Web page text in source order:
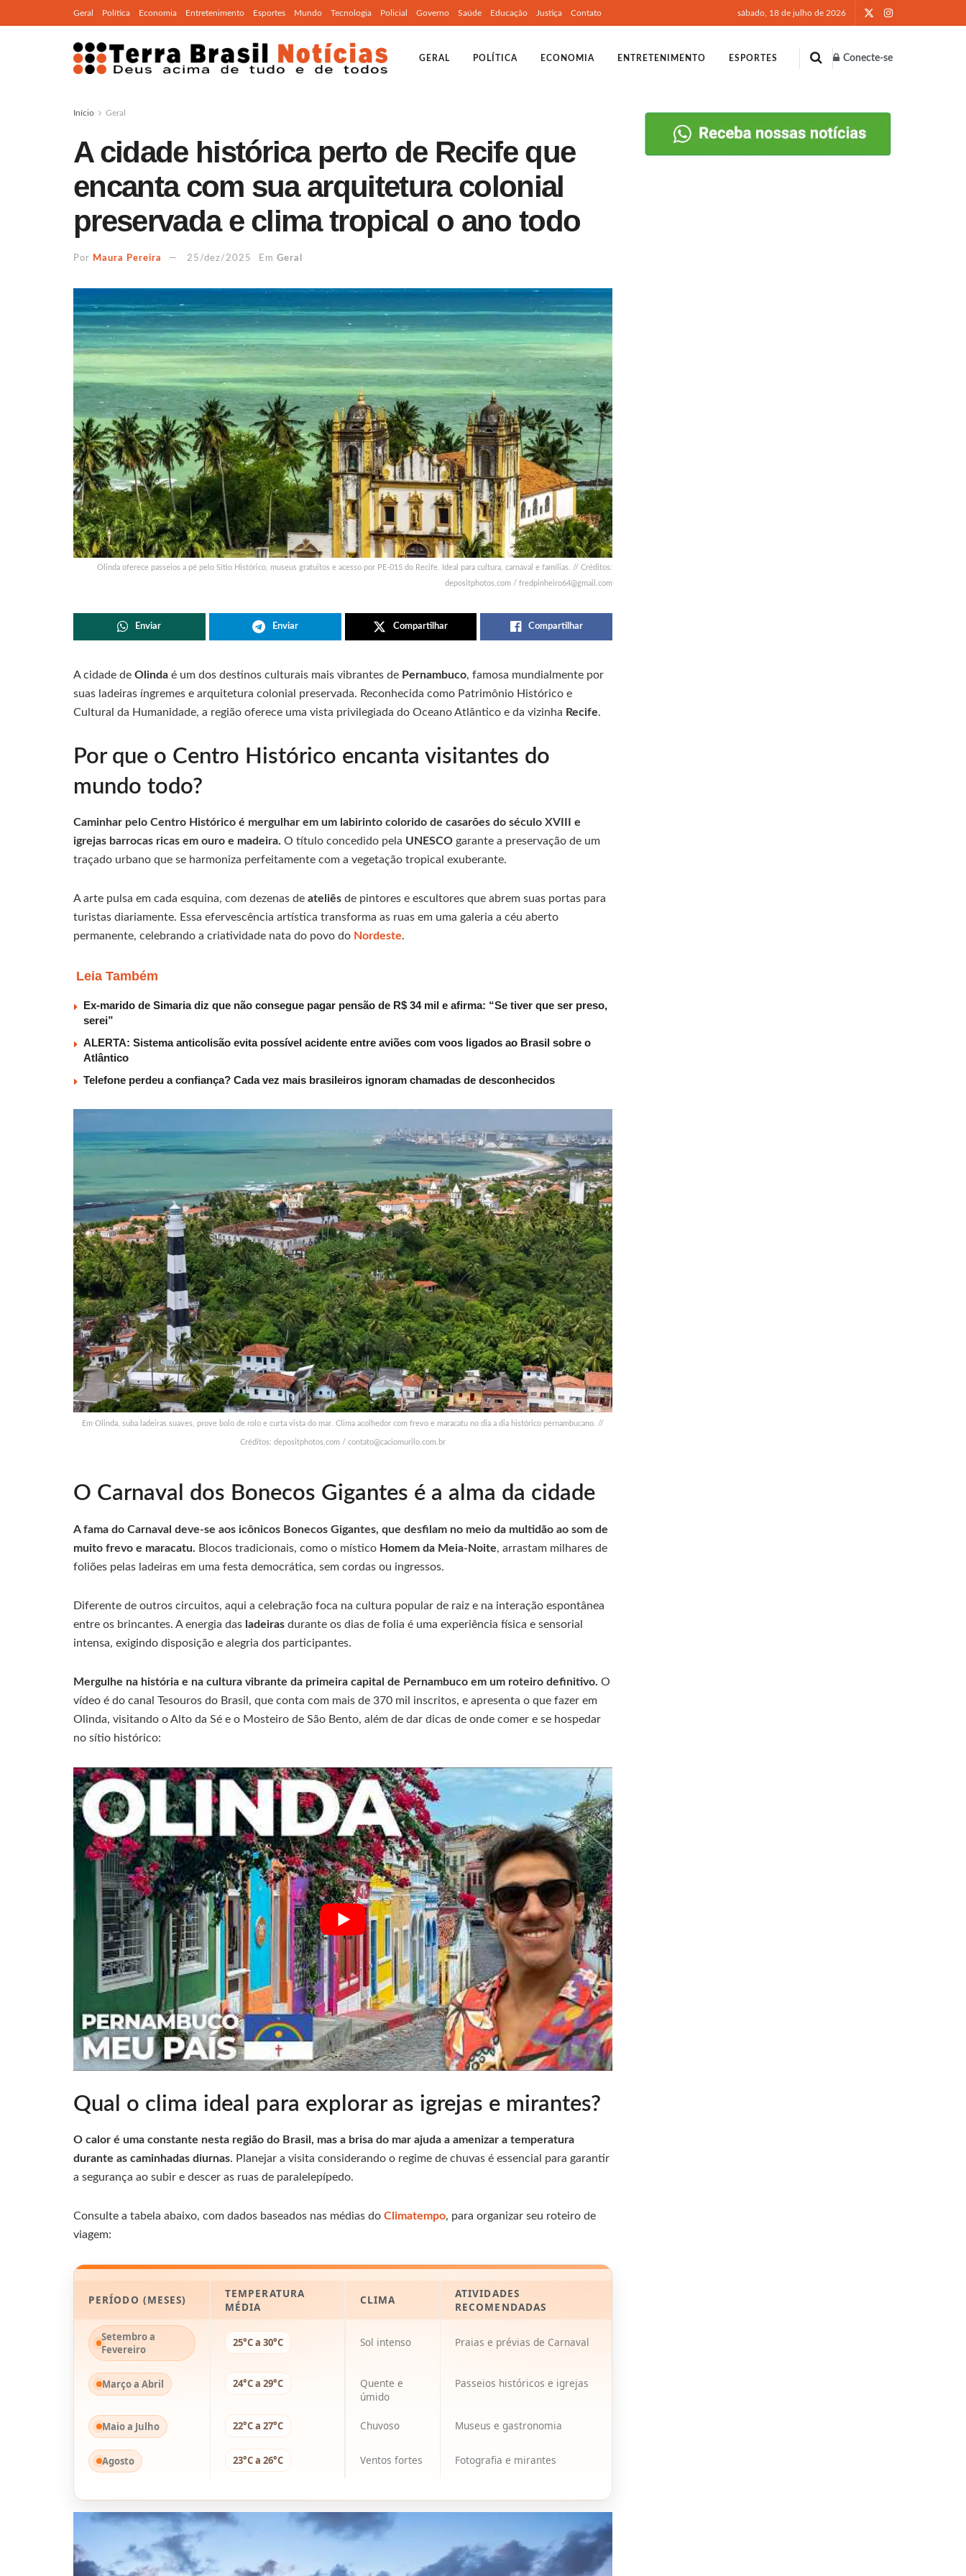
Geral Política Economia Entretenimento Esportes Mundo Tecnologia Policial Governo Saúde Educação Justiça Contato sábado, 18 de julho de 2026
GERAL POLÍTICA ECONOMIA ENTRETENIMENTO ESPORTES Conecte-se
Início Geral
A cidade histórica perto de Recife que
encanta com sua arquitetura colonial
preservada e clima tropical o ano todo
Por Maura Pereira 25/dez/2025 Em Geral
Olinda oferece passeios a pé pelo Sítio Histórico, museus gratuitos e acesso por PE-015 do Recife. Ideal para cultura, carnaval e famílias. // Créditos:
depositphotos.com / fredpinheiro64@gmail.com
Enviar Enviar Compartilhar Compartilhar
A cidade de Olinda é um dos destinos culturais mais vibrantes de Pernambuco, famosa mundialmente por
suas ladeiras íngremes e arquitetura colonial preservada. Reconhecida como Patrimônio Histórico e
Cultural da Humanidade, a região oferece uma vista privilegiada do Oceano Atlântico e da vizinha Recife.
Por que o Centro Histórico encanta visitantes do
mundo todo?
Caminhar pelo Centro Histórico é mergulhar em um labirinto colorido de casarões do século XVIII e
igrejas barrocas ricas em ouro e madeira. O título concedido pela UNESCO garante a preservação de um
traçado urbano que se harmoniza perfeitamente com a vegetação tropical exuberante.
A arte pulsa em cada esquina, com dezenas de ateliês de pintores e escultores que abrem suas portas para
turistas diariamente. Essa efervescência artística transforma as ruas em uma galeria a céu aberto
permanente, celebrando a criatividade nata do povo do Nordeste.
Leia Também
Ex-marido de Simaria diz que não consegue pagar pensão de R$ 34 mil e afirma: “Se tiver que ser preso,
serei”
ALERTA: Sistema anticolisão evita possível acidente entre aviões com voos ligados ao Brasil sobre o
Atlântico
Telefone perdeu a confiança? Cada vez mais brasileiros ignoram chamadas de desconhecidos
Em Olinda, suba ladeiras suaves, prove bolo de rolo e curta vista do mar. Clima acolhedor com frevo e maracatu no dia a dia histórico pernambucano. //
Créditos: depositphotos.com / contato@caciomurilo.com.br
O Carnaval dos Bonecos Gigantes é a alma da cidade
A fama do Carnaval deve-se aos icônicos Bonecos Gigantes, que desfilam no meio da multidão ao som de
muito frevo e maracatu. Blocos tradicionais, como o místico Homem da Meia-Noite, arrastam milhares de
foliões pelas ladeiras em uma festa democrática, sem cordas ou ingressos.
Diferente de outros circuitos, aqui a celebração foca na cultura popular de raiz e na interação espontânea
entre os brincantes. A energia das ladeiras durante os dias de folia é uma experiência física e sensorial
intensa, exigindo disposição e alegria dos participantes.
Mergulhe na história e na cultura vibrante da primeira capital de Pernambuco em um roteiro definitivo. O
vídeo é do canal Tesouros do Brasil, que conta com mais de 370 mil inscritos, e apresenta o que fazer em
Olinda, visitando o Alto da Sé e o Mosteiro de São Bento, além de dar dicas de onde comer e se hospedar
no sítio histórico:
Qual o clima ideal para explorar as igrejas e mirantes?
O calor é uma constante nesta região do Brasil, mas a brisa do mar ajuda a amenizar a temperatura
durante as caminhadas diurnas. Planejar a visita considerando o regime de chuvas é essencial para garantir
a segurança ao subir e descer as ruas de paralelepípedo.
Consulte a tabela abaixo, com dados baseados nas médias do Climatempo, para organizar seu roteiro de
viagem:
PERÍODO (MESES)
TEMPERATURA
MÉDIA
CLIMA
ATIVIDADES
RECOMENDADAS
Setembro a
Fevereiro
25°C a 30°C Sol intenso Praias e prévias de Carnaval
Março a Abril 24°C a 29°C
Quente e
úmido
Passeios históricos e igrejas
Maio a Julho 22°C a 27°C Chuvoso Museus e gastronomia
Agosto 23°C a 26°C Ventos fortes Fotografia e mirantes